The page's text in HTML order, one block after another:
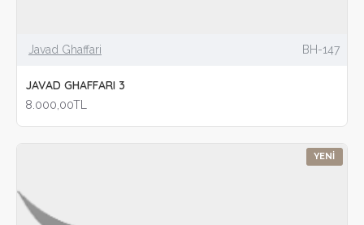
Javad Ghaffari BH-147
JAVAD GHAFFARI 3
8.000,00TL
YENI